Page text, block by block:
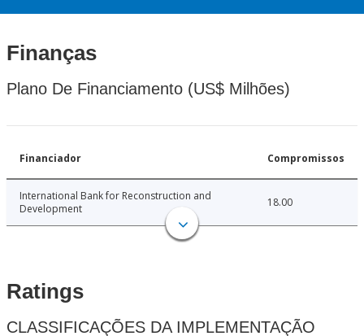
Finanças
Plano De Financiamento (US$ Milhões)
Financiador Compromissos
International Bank for Reconstruction and
Development
18.00
Ratings
CLASSIFICAÇÕES DA IMPLEMENTAÇÃO